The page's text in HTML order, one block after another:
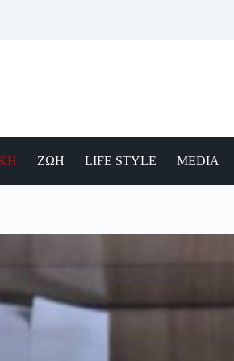
ΖΩΗ LIFE STYLE MEDIA